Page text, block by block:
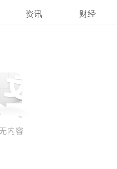
资讯 财经